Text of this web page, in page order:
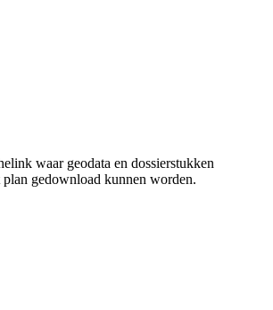
waar geodata en dossierstukken
plan gedownload kunnen worden.